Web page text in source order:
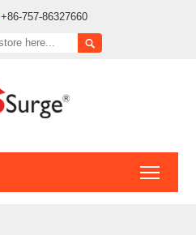
+86-757-86327660
